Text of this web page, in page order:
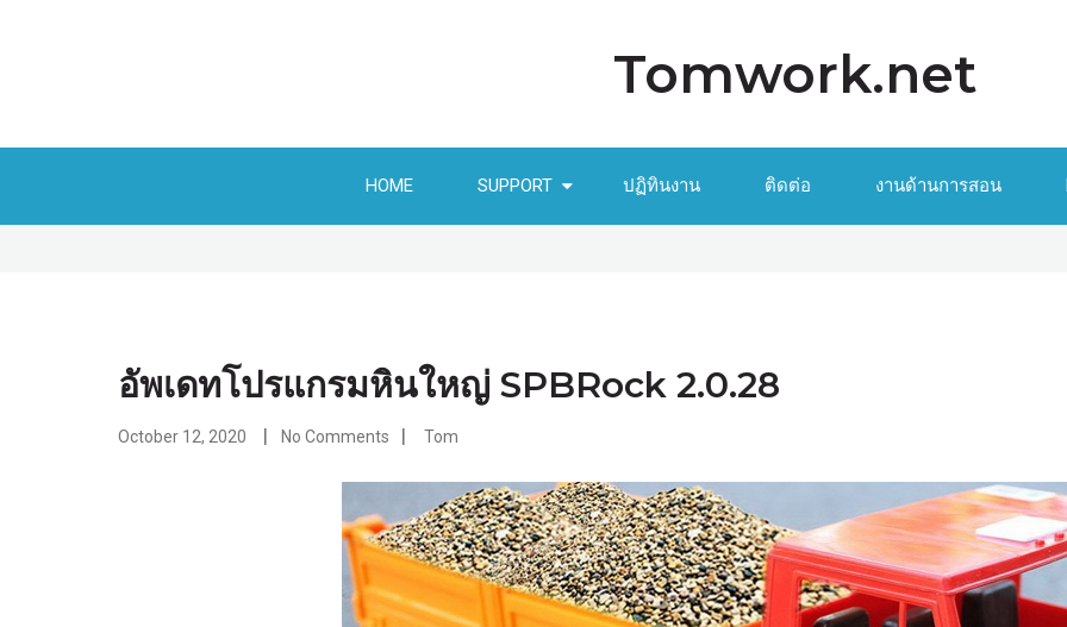
Tomwork.net
HOME SUPPORT ปฏิทินงาน ติดต่อ งานด้านการสอน
อัพเดทโปรแกรมหินใหญ่ SPBRock 2.0.28
October 12, 2020 No Comments Tom